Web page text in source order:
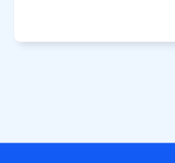
個人データは、こちら の利
用します。